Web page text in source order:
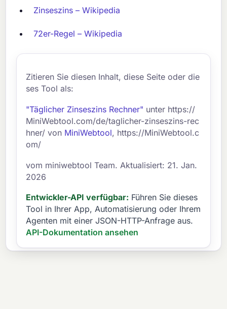
Zinseszins – Wikipedia
72er-Regel – Wikipedia
Zitieren Sie diesen Inhalt, diese Seite oder die
ses Tool als:
"Täglicher Zinseszins Rechner" unter https://
MiniWebtool.com/de/taglicher-zinseszins-rec
hner/ von MiniWebtool, https://MiniWebtool.c
om/
vom miniwebtool Team. Aktualisiert: 21. Jan.
2026
Entwickler-API verfügbar: Führen Sie dieses
Tool in Ihrer App, Automatisierung oder Ihrem
Agenten mit einer JSON-HTTP-Anfrage aus.
API-Dokumentation ansehen